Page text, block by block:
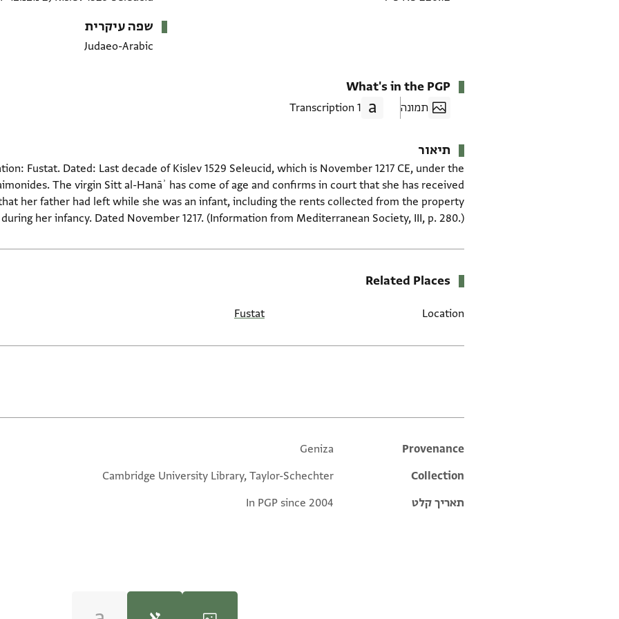
שפה עיקרית
Judaeo-Arabic
What's in the PGP
תמונה 1 Transcription
תיאור
Fustat. Dated: Last decade of Kislev 1529 Seleucid, which is November 1217 CE, under the
The virgin Sitt al-Hanāʾ has come of age and confirms in court that she has received
her father had left while she was an infant, including the rents collected from the property
during her infancy. Dated November 1217. (Information from Mediterranean Society, III, p. 280.)
Related Places
Location
Fustat
Additional metadata
Provenance
Geniza
Collection
Cambridge University Library, Taylor-Schechter
תאריך קלט
In PGP since 2004